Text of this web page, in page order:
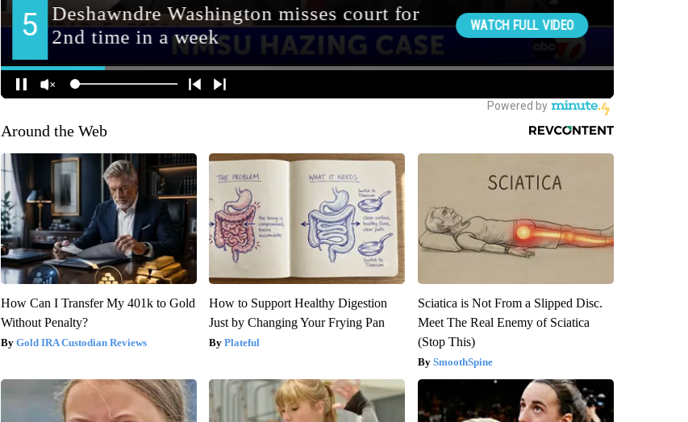
Around the Web
How Can I Transfer My 401k to Gold
Without Penalty?
Gold IRA Custodian Reviews
How to Support Healthy Digestion
Just by Changing Your Frying Pan
Plateful
Sciatica is Not From a Slipped Disc.
Meet The Real Enemy of Sciatica
(Stop This)
SmoothSpine